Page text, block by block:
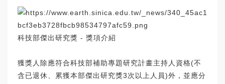
科技部傑出研究獎 - 獎項介紹
獲獎人除應符合科技部補助專題研究計畫主持人資格(不
含已退休、累獲本部傑出研究獎3次以上人員)外，並應分